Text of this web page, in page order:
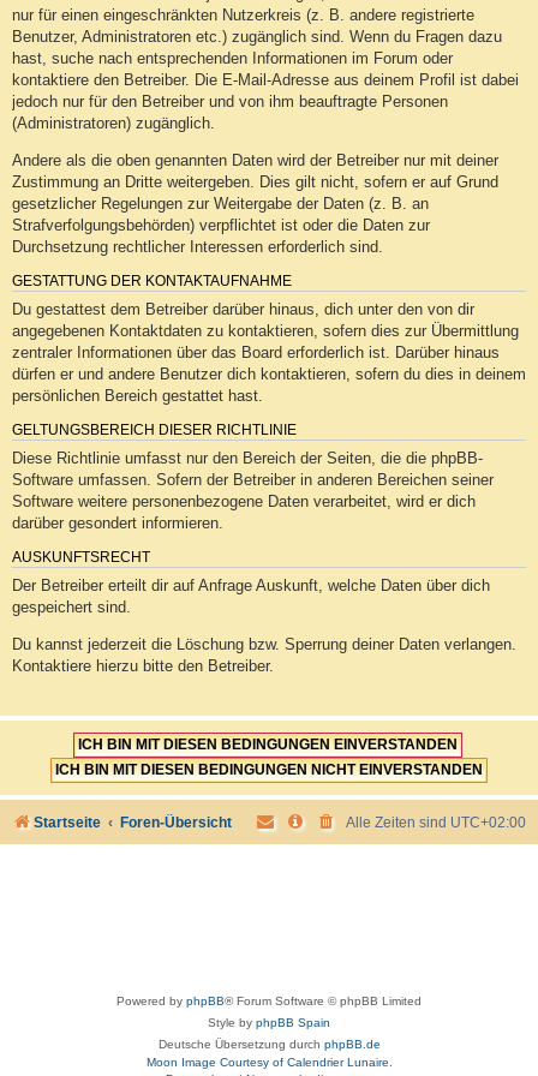
nur für einen eingeschränkten Nutzerkreis (z. B. andere registrierte
Benutzer, Administratoren etc.) zugänglich sind. Wenn du Fragen dazu
hast, suche nach entsprechenden Informationen im Forum oder
kontaktiere den Betreiber. Die E-Mail-Adresse aus deinem Profil ist dabei
jedoch nur für den Betreiber und von ihm beauftragte Personen
(Administratoren) zugänglich.
Andere als die oben genannten Daten wird der Betreiber nur mit deiner
Zustimmung an Dritte weitergeben. Dies gilt nicht, sofern er auf Grund
gesetzlicher Regelungen zur Weitergabe der Daten (z. B. an
Strafverfolgungsbehörden) verpflichtet ist oder die Daten zur
Durchsetzung rechtlicher Interessen erforderlich sind.
GESTATTUNG DER KONTAKTAUFNAHME
Du gestattest dem Betreiber darüber hinaus, dich unter den von dir
angegebenen Kontaktdaten zu kontaktieren, sofern dies zur Übermittlung
zentraler Informationen über das Board erforderlich ist. Darüber hinaus
dürfen er und andere Benutzer dich kontaktieren, sofern du dies in deinem
persönlichen Bereich gestattet hast.
GELTUNGSBEREICH DIESER RICHTLINIE
Diese Richtlinie umfasst nur den Bereich der Seiten, die die phpBB-
Software umfassen. Sofern der Betreiber in anderen Bereichen seiner
Software weitere personenbezogene Daten verarbeitet, wird er dich
darüber gesondert informieren.
AUSKUNFTSRECHT
Der Betreiber erteilt dir auf Anfrage Auskunft, welche Daten über dich
gespeichert sind.
Du kannst jederzeit die Löschung bzw. Sperrung deiner Daten verlangen.
Kontaktiere hierzu bitte den Betreiber.
Startseite Foren-Übersicht Alle Zeiten sind UTC+02:00
Powered by phpBB® Forum Software © phpBB Limited
Style by phpBB Spain
Deutsche Übersetzung durch phpBB.de
Moon Image Courtesy of Calendrier Lunaire.